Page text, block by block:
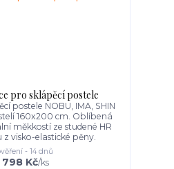
pro sklápěcí postele
postele NOBU, IMA, SHIN
160x200 cm. Oblíbená
měkkostí ze studené HR
z visko-elastické pěny.
798 Kč/ks
- 14 dnů